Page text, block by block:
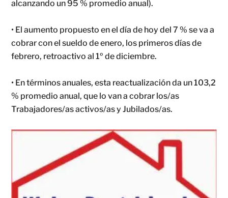
alcanzando un 95 % promedio anual).
• El aumento propuesto en el día de hoy del 7 % se va a
cobrar con el sueldo de enero, los primeros días de
febrero, retroactivo al 1º de diciembre.
• En términos anuales, esta reactualización da un 103,2
% promedio anual, que lo van a cobrar los/as
Trabajadores/as activos/as y Jubilados/as.